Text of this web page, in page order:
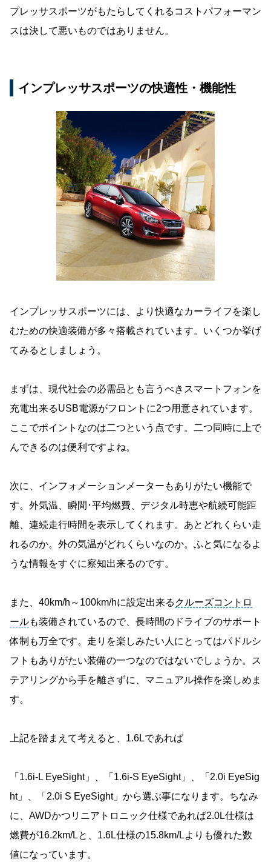
プレッサスポーツがもたらしてくれるコストパフォーマン
スは決して悪いものではありません。
インプレッサスポーツの快適性・機能性
インプレッサスポーツには、より快適なカーライフを楽し
むための快適装備が多々搭載されています。いくつか挙げ
てみるとしましょう。
まずは、現代社会の必需品とも言うべきスマートフォンを
充電出来るUSB電源がフロントに2つ用意されています。
ここでポイントなのは二つという点です。二つ同時に上で
んできるのは便利ですよね。
次に、インフォメーションメーターもありがたい機能で
す。外気温、瞬間･平均燃費、デジタル時恵や航続可能距
離、連続走行時間を表示してくれます。あとどれくらい走
れるのか。外の気温がどれくらいなのか。ふと気になるよ
うな情報をすぐに察知出来るのです。
また、40km/h～100km/hに設定出来る クルーズコントロ
ールも装備されているので、長時間のドライブのサポート
体制も万全です。走りを楽しみたい人にとってはパドルシ
フトもありがたい装備の一つなのではないでしょうか。ス
テアリングから手を離さずに、マニュアル操作を楽しめま
す。
上記を踏まえて考えると、1.6Lであれば
「1.6i-L EyeSight」、「1.6i-S EyeSight」、「2.0i EyeSig
ht」、「2.0i S EyeSight」から選ぶ事になります。ちなみ
に、AWDかつリニアトロニック仕様であれば2.0L仕様は
燃費が16.2km/Lと、1.6L仕様の15.8km/Lよりも優れた数
値になっています。